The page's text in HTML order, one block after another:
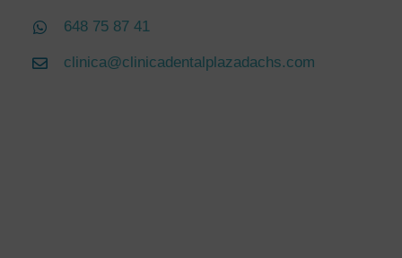
648 75 87 41
clinica@clinicadentalplazadachs.com